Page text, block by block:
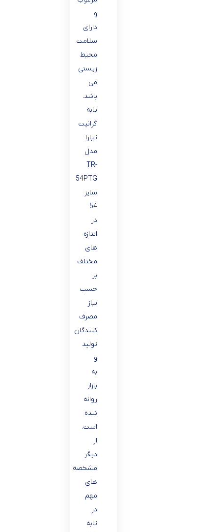
و
دارای
سلامت
محیط
زیستی
می
باشد.
تابه
گرانیت
تیارا
مدل
TR-
54PTG
سایز
54
در
اندازه
های
مختلف
بر
حسب
نیاز
مصرف
کنندگان
تولید
و
به
بازار
روانه
شده
است.
از
دیگر
مشخصه
های
مهم
در
تابه